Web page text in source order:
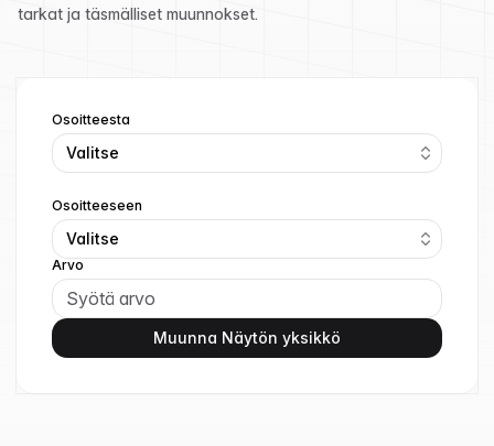
tarkat ja täsmälliset muunnokset.
Osoitteesta
Valitse
Osoitteeseen
Valitse
Arvo
Muunna Näytön yksikkö